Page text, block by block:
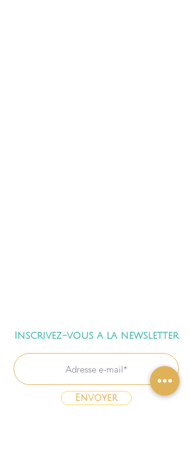
Inscrivez-vous a la newsletter
Envoyer